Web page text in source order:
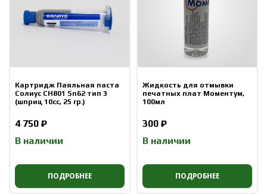
Картридж Паяльная паста
Солиус CH801 Sn62 тип 3
(шприц 10cc, 25 гр.)
4 750 ₽
В наличии
ПОДРОБНЕЕ
Жидкость для отмывки
печатных плат Моментум,
100мл
300 ₽
В наличии
ПОДРОБНЕЕ